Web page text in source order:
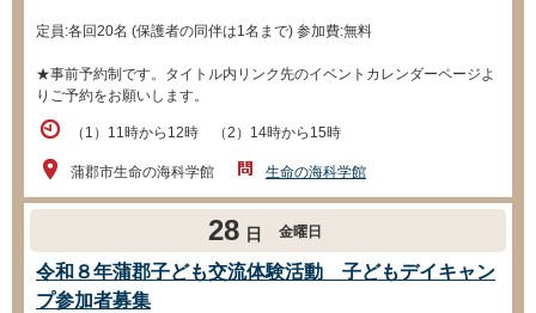
定員:各回20名 (保護者の同伴は1名まで) 参加費:無料
★事前予約制です。タイトル内リンク先のイベントカレンダーページよ
りご予約をお願いします。
（1）11時から12時 （2）14時から15時
蒲郡市生命の海科学館 生命の海科学館
28 日 金曜日
令和８年蒲郡子ども交流体験活動 子どもデイキャン
プ参加者募集